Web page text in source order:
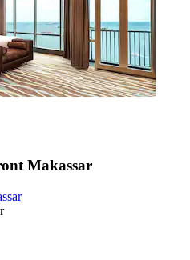
Makassar